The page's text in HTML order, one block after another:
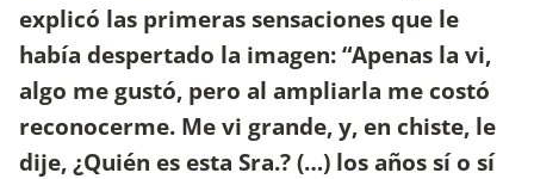
explicó las primeras sensaciones que le
había despertado la imagen: “Apenas la vi,
algo me gustó, pero al ampliarla me costó
reconocerme. Me vi grande, y, en chiste, le
dije, ¿Quién es esta Sra.? (…) los años sí o sí